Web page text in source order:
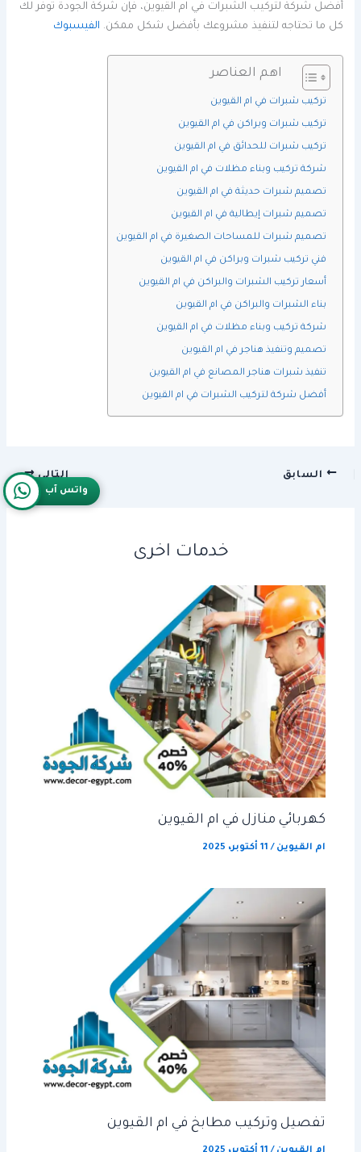
أفضل شركة لتركيب الشبرات في ام القيوين، فإن شركة الجودة توفر لك
كل ما تحتاجه لتنفيذ مشروعك بأفضل شكل ممكن. الفيسبوك
اهم العناصر
تركيب شبرات في ام القيوين
تركيب شبرات وبراكن في ام القيوين
تركيب شبرات للحدائق في ام القيوين
شركة تركيب وبناء مظلات في ام القيوين
تصميم شبرات حديثة في ام القيوين
تصميم شبرات إيطالية في ام القيوين
تصميم شبرات للمساحات الصغيرة في ام القيوين
فني تركيب شبرات وبراكن في ام القيوين
أسعار تركيب الشبرات والبراكن في ام القيوين
بناء الشبرات والبراكن في ام القيوين
شركة تركيب وبناء مظلات في ام القيوين
تصميم وتنفيذ هناجر في ام القيوين
تنفيذ شبرات هناجر المصانع في ام القيوين
أفضل شركة لتركيب الشبرات في ام القيوين
السابق التالي
خدمات اخرى
كهربائي منازل في ام القيوين
ام القيوين / 11 أكتوبر، 2025
تفصيل وتركيب مطابخ في ام القيوين
واتس آب